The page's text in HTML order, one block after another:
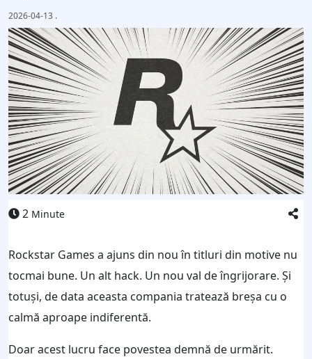
2026-04-13 .
2 Minute
Rockstar Games a ajuns din nou în titluri din motive nu
tocmai bune. Un alt hack. Un nou val de îngrijorare. Și
totuși, de data aceasta compania tratează breșa cu o
calmă aproape indiferentă.
Doar acest lucru face povestea demnă de urmărit.